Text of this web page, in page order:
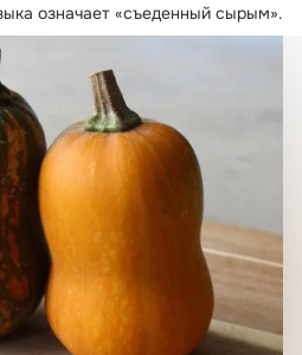
означает «съеденный сырым».